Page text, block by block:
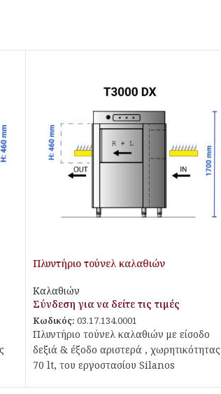
Πλυντήριο τούνελ καλαθιών
Καλαθιών
Σύνδεση για να δείτε τις τιμές
Κωδικός: 03.17.134.0001
Πλυντήριο τούνελ καλαθιών με είσοδο
δεξιά & έξοδο αριστερά , χωρητικότητας
70 lt, του εργοστασίου Silanos